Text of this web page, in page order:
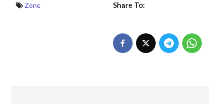
Zone Share To: